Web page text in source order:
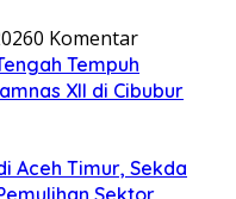
0 Komentar
Tempuh
XII di Cibubur
Aceh Timur, Sekda